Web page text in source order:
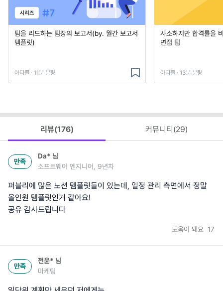
팀을 리드하는 팀장의 보고서(by. 월간 보고서
템플릿)
아티클 · 11분 분량
사소하지만 합격률을
면접 팁
아티클 · 13분 분량
리뷰(176) 커뮤니티(29)
만족
Da* 님
소프트웨어 엔지니어, 9년차
퍼블리에 많은 노션 템플릿들이 있는데, 일정 관리 측면에서 정말
올인원 템플릿인거 같아요!
공유 감사드립니다
도움이 돼요 17
만족
전윤* 님
마케팅